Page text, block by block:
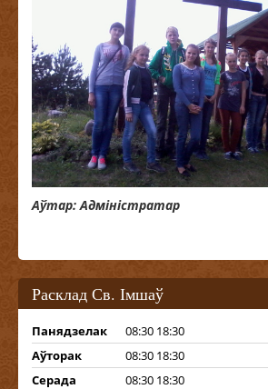
Аўтар: Адміністратар
Расклад Св. Імшаў
Панядзелак
08:30 18:30
Аўторак
08:30 18:30
Серада
08:30 18:30